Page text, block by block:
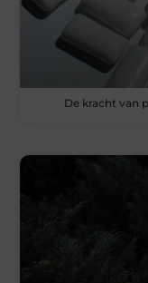
De kracht van